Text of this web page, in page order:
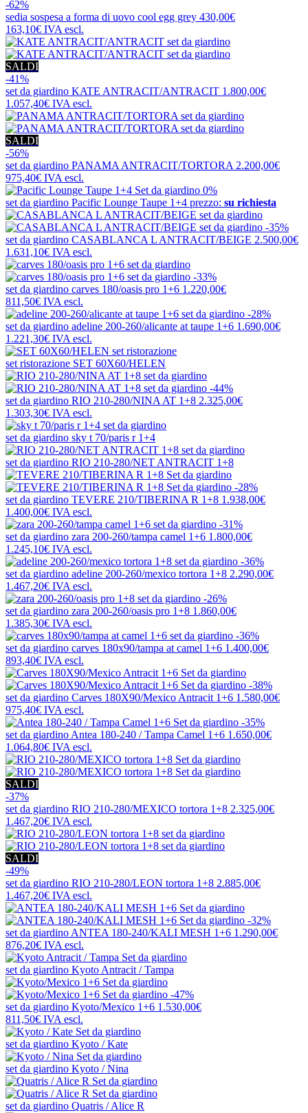
-62%
sedia sospesa a forma di uovo cool egg grey 430,00€
163,10€ IVA escl.
SALDI
-41%
set da giardino KATE ANTRACIT/ANTRACIT 1.800,00€
1.057,40€ IVA escl.
SALDI
-56%
set da giardino PANAMA ANTRACIT/TORTORA 2.200,00€
975,40€ IVA escl.
0%
set da giardino Pacific Lounge Taupe 1+4 prezzo: su richiesta
-35%
set da giardino CASABLANCA L ANTRACIT/BEIGE 2.500,00€
1.631,10€ IVA escl.
-33%
set da giardino carves 180/oasis pro 1+6 1.220,00€
811,50€ IVA escl.
-28%
set da giardino adeline 200-260/alicante at taupe 1+6 1.690,00€
1.221,30€ IVA escl.
set ristorazione SET 60X60/HELEN
-44%
set da giardino RIO 210-280/NINA AT 1+8 2.325,00€
1.303,30€ IVA escl.
set da giardino sky t 70/paris r 1+4
set da giardino RIO 210-280/NET ANTRACIT 1+8
-28%
set da giardino TEVERE 210/TIBERINA R 1+8 1.938,00€
1.400,00€ IVA escl.
-31%
set da giardino zara 200-260/tampa camel 1+6 1.800,00€
1.245,10€ IVA escl.
-36%
set da giardino adeline 200-260/mexico tortora 1+8 2.290,00€
1.467,20€ IVA escl.
-26%
set da giardino zara 200-260/oasis pro 1+8 1.860,00€
1.385,30€ IVA escl.
-36%
set da giardino carves 180x90/tampa at camel 1+6 1.400,00€
893,40€ IVA escl.
-38%
set da giardino Carves 180X90/Mexico Antracit 1+6 1.580,00€
975,40€ IVA escl.
-35%
set da giardinoAntea 180-240 / Tampa Camel 1+6 1.650,00€
1.064,80€ IVA escl.
SALDI
-37%
set da giardino RIO 210-280/MEXICO tortora 1+8 2.325,00€
1.467,20€ IVA escl.
SALDI
-49%
set da giardino RIO 210-280/LEON tortora 1+8 2.885,00€
1.467,20€ IVA escl.
-32%
set da giardinoANTEA 180-240/KALI MESH 1+6 1.290,00€
876,20€ IVA escl.
set da giardino Kyoto Antracit / Tampa
-47%
set da giardino Kyoto/Mexico 1+6 1.530,00€
811,50€ IVA escl.
set da giardino Kyoto / Kate
set da giardino Kyoto / Nina
set da giardino Quatris / Alice R